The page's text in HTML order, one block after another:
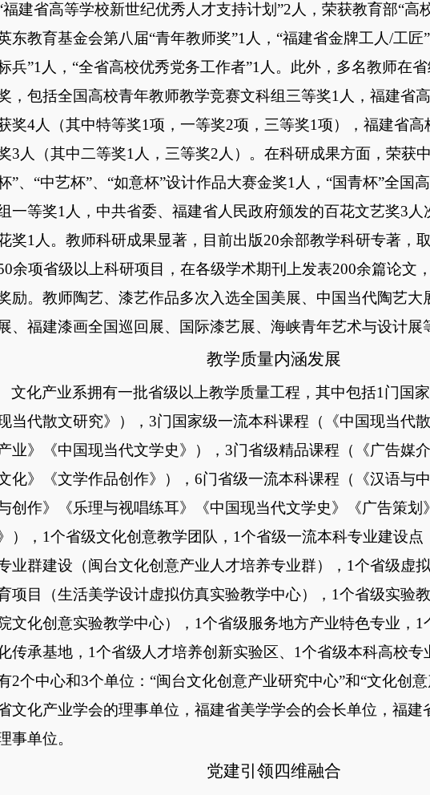
福建省高等学校新世纪优秀人才支持计划”2人，荣获教育部“高
东教育基金会第八届“青年教师奖”1人，“福建省金牌工人/工匠
兵”1人，“全省高校优秀党务工作者”1人。此外，多名教师在
，包括全国高校青年教师教学竞赛文科组三等奖1人，福建省
奖4人（其中特等奖1项，一等奖2项， 三等奖1项）， 福建省高
3人（其中二等奖1人，三等奖2人） 。 在科研成果方面，荣获
”、“中艺杯”、“如意杯”设计作品大赛金奖1人，“国青杯”全国
一等奖1人，中共省委、福建省人民政府颁发的百花文艺奖3人
奖1人。教师科研成果显著，目前出版20余部教学科研专著，
余项省级以上科研项目，在各级学术期刊上发表200余篇论文
奖励。教师陶艺、漆艺作品多次入选全国美展、中国当代陶艺大
、福建漆画全国巡回展、
国际漆艺展、海峡青年艺术与设计展
教学质量内涵发展
文化产业系拥有一批省级以上教学质量工程，其中包括1门国
当代散文研究》）， 3门国家级一流本科课程（《中国现当代
业》
《中国现当代文学史》 ）， 3门省级精品课程（《广告媒
化》《文学作品创作》），6门省级一流本科课程（《汉语与
创作》《乐理与视唱练耳》《中国现当代文学史》《广告策划
），1个省级文化创意教学团队，1个省级一流本科专业建设点
业群建设（闽台文化创意产业人才培养专业群），1个省级虚
项目（生活美学设计虚拟仿真实验教学中心），1个省级实验
文化创意实验教学中心），1个省级服务地方产业特色专业，1
传承基地，1个省级人才培养创新实验区、1个省级本科高校专
2个中心和3个单位：“闽台文化创意产业研究中心”和“文化创
文化产业学会的理事单位，福建省美学学会的会长单位，福建
事单位。
党建引领四维融合